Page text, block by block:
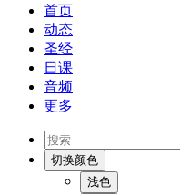
首页
动态
圣经
日课
音频
更多
切换颜色
浅色